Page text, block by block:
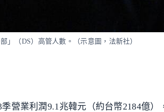
」（DS）高管人數。（示意圖，法新社）
營業利潤9.1兆韓元（約台幣2184億）